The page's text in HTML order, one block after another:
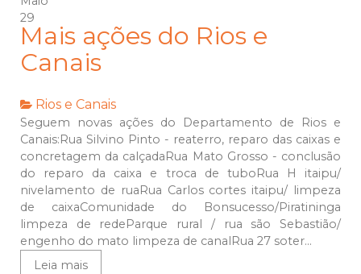
29
Mais ações do Rios e
Canais
Rios e Canais
Seguem novas ações do Departamento de Rios e
Canais:Rua Silvino Pinto - reaterro, reparo das caixas e
concretagem da calçadaRua Mato Grosso - conclusão
do reparo da caixa e troca de tuboRua H itaipu/
nivelamento de ruaRua Carlos cortes itaipu/ limpeza
de caixaComunidade do Bonsucesso/Piratininga
limpeza de redeParque rural / rua são Sebastião/
engenho do mato limpeza de canalRua 27 soter...
Leia mais